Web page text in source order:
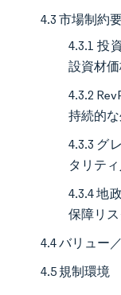
4.3 市場制約
4.3.1 投
設資材
4.3.2
持続的
4.3.3 グ
タリテ
4.3.4 地
保障リ
4.4 バリュー
4.5 規制環境